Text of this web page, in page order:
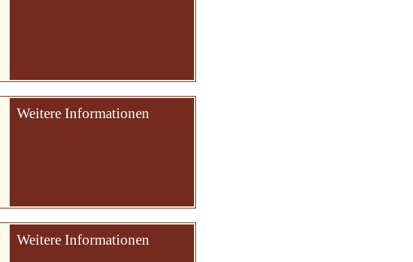
Weitere Informationen
Weitere Informationen